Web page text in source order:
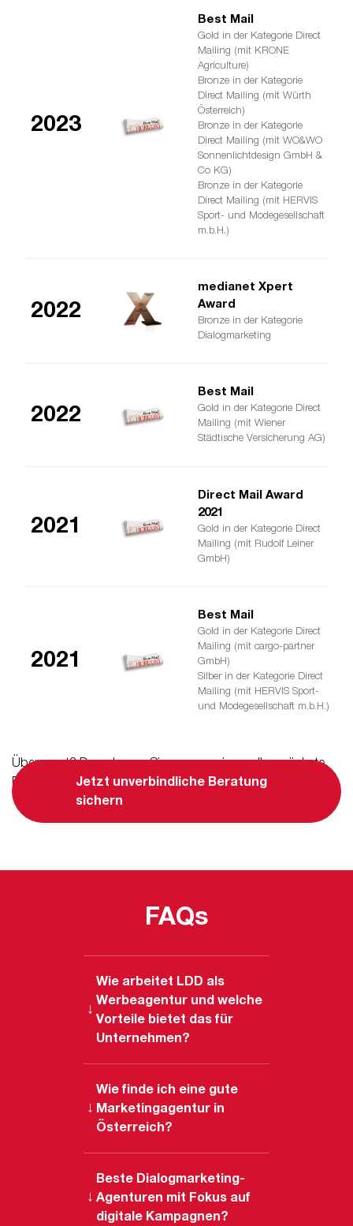
2023
Best Mail
Gold in der Kategorie Direct
Mailing (mit KRONE
Agriculture)
Bronze in der Kategorie
Direct Mailing (mit Würth
Österreich)
Bronze in der Kategorie
Direct Mailing (mit WO&WO
Sonnenlichtdesign GmbH &
Co KG)
Bronze in der Kategorie
Direct Mailing (mit HERVIS
Sport- und Modegesellschaft
m.b.H.)
2022
medianet Xpert
Award
Bronze in der Kategorie
Dialogmarketing
2022
Best Mail
Gold in der Kategorie Direct
Mailing (mit Wiener
Städtische Versicherung AG)
2021
Direct Mail Award
2021
Gold in der Kategorie Direct
Mailing (mit Rudolf Leiner
GmbH)
2021
Best Mail
Gold in der Kategorie Direct
Mailing (mit cargo-partner
GmbH)
Silber in der Kategorie Direct
Mailing (mit HERVIS Sport-
und Modegesellschaft m.b.H.)
Überzeugt? Dann lassen Sie uns gemeinsam Ihre nächste
Erfolgsgeschichte gestalten.
Jetzt unverbindliche Beratung
sichern
FAQs
Wie arbeitet LDD als
Werbeagentur und welche
Vorteile bietet das für
Unternehmen?
auf messbare Wirkung – und der
Blick über einzelne Kanäle hinaus.
ganzheitlich und entwickeln
Kampagnen mit einem klaren Ziel:
Wie finde ich eine gute
Marketingagentur in
Österreich?
Österreich erkennen Sie daran,
dass Strategie, Kreation und
Beste Dialogmarketing-
Agenturen mit Fokus auf
digitale Kampagnen?